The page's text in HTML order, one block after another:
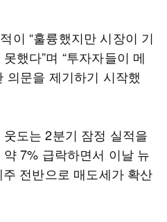
이 “훌륭했지만 시장이 기
했다”며 “투자자들이 메
의문을 제기하기 시작했
도는 2분기 잠정 실적을
7% 급락하면서 이날 뉴
전반으로 매도세가 확산